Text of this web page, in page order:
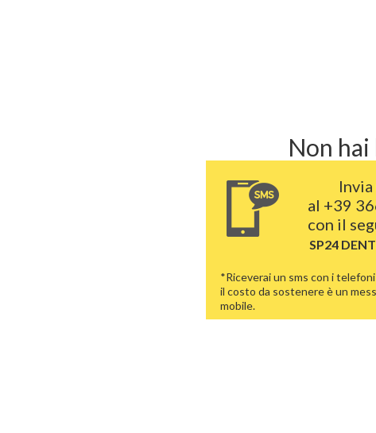
Non
Invia
al +39
con il
SP24
*Riceverai un sms con i
il costo da sostenere è un
mobile.